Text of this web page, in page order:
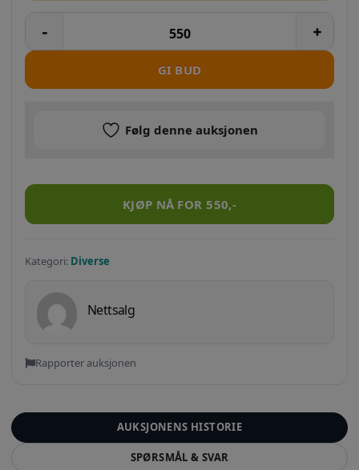
GI BUD
Følg denne auksjonen
34. stk gant/Lacoste trunks selges. antall
KJØP NÅ FOR 550,-
Kategori: Diverse
Nettsalg
Rapporter auksjonen
AUKSJONENS HISTORIE
SPØRSMÅL & SVAR